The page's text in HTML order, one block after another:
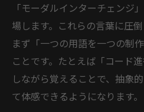
「モーダルインターチェンジ
場します。これらの言葉に圧
まず「一つの用語を一つの制
ことです。たとえば「コード
しながら覚えることで、抽象
て体感できるようになります。